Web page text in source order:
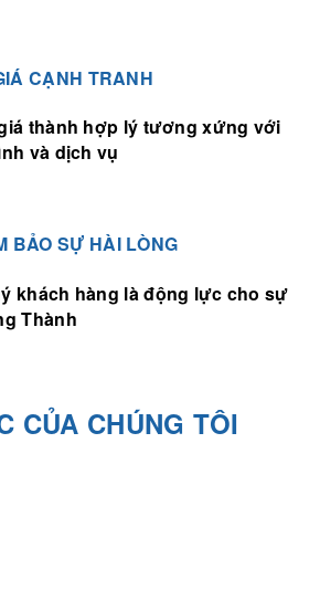
CẠNH TRANH
thành hợp lý tương xứng với
và dịch vụ
BẢO SỰ HÀI LÒNG
khách hàng là động lực cho sự
Thành
CỦA CHÚNG TÔI